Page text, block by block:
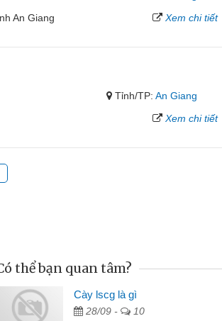
An Giang
Xem chi tiết
Tỉnh/TP:An Giang
Xem chi tiết
Mai Lan - Sinh viên
Tôi biết đến thông
thể bạn quan tâm?
Cày lscg là gì
28/09 - 10